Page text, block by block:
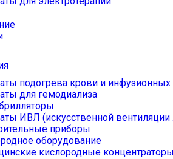
подогрева крови и инфузионных
для гемодиализа
ИВЛ (искусственной вентиляции
приборы
оборудование
кислородные